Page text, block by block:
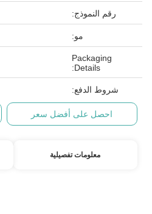
رقم النموذج:
مو:
Packaging
Details:
شروط الدفع:
احصل على أفضل سعر
معلومات تفصيلية